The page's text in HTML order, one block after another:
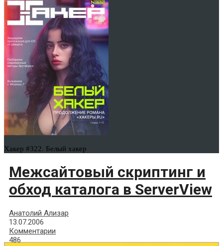
Хакер #322. Белый хакер
Межсайтовый скриптинг и
обход каталога в ServerView
Анатолий Ализар
13.07.2006
Комментарии
486